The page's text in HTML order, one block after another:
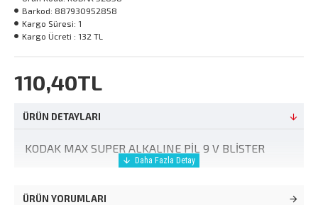
110,40TL
Barkod: 887930952858
Kargo Süresi: 1
Kargo Ücreti : 132 TL
ÜRÜN DETAYLARI
KODAK MAX SUPER ALKALINE PİL 9 V BLİSTER
ÜRÜN YORUMLARI